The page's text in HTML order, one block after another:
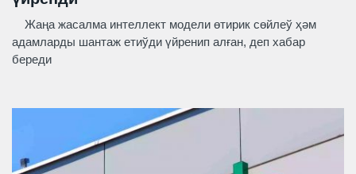
Жаңа жасалма интеллект модели өтирик сөйлеў ҳәм
адамларды шантаж етиўди үйренип алған, деп хабар
береди